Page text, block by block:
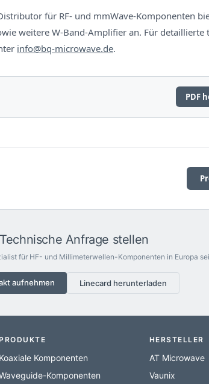
für RF- und mmWave-Komponenten
weitere W-Band-Amplifier an. Für detaillierte
info@bq-microwave.de.
PDF
Technische Anfrage stellen
für HF- und Millimeterwellen-Komponenten in Europa
aufnehmen Linecard herunterladen
Koaxiale Komponenten
Komponenten
HERSTELLER
AT Microwave
Vaunix